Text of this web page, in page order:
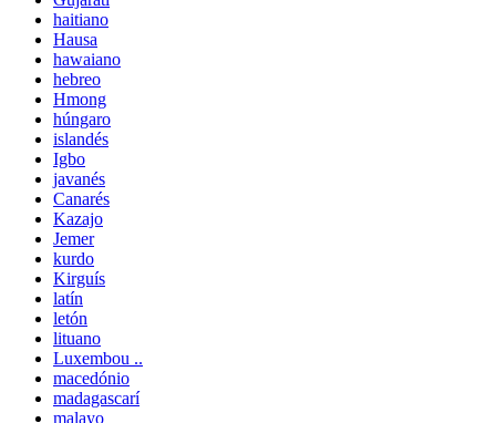
haitiano
Hausa
hawaiano
hebreo
Hmong
húngaro
islandés
Igbo
javanés
Canarés
Kazajo
Jemer
kurdo
Kirguís
latín
letón
lituano
Luxembou ..
macedónio
madagascarí
malayo